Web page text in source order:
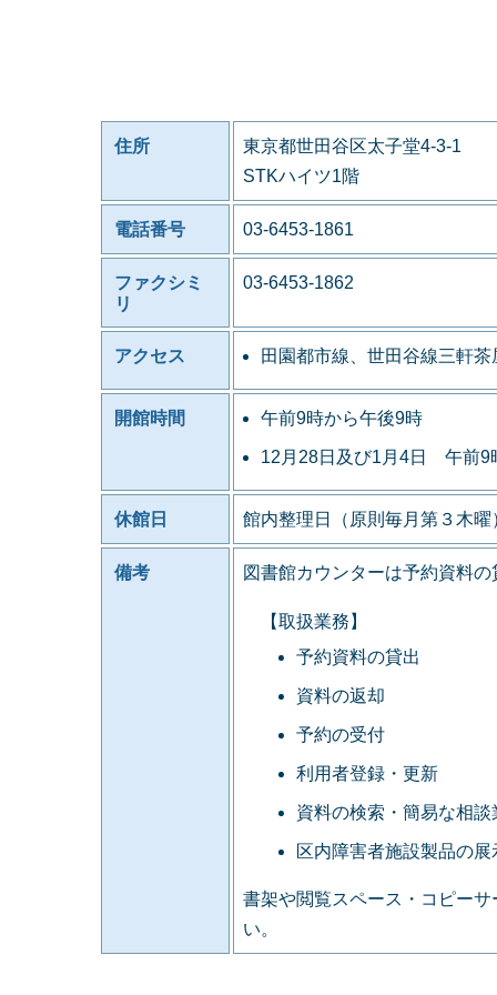
住所
東京都世田谷区太子堂4-3-1
STKハイツ1階
電話番号 03-6453-1861
ファクシミ
リ
03-6453-1862
アクセス 田園都市線、世田谷線三軒
開館時間 午前9時から午後9時
12月28日及び1月4日 午前9
休館日 館内整理日（原則毎月第３木曜
備考 図書館カウンターは予約資料
【取扱業務】
予約資料の貸出
資料の返却
予約の受付
利用者登録・更新
資料の検索・簡易な相談
区内障害者施設製品の展
書架や閲覧スペース・コピー
い。